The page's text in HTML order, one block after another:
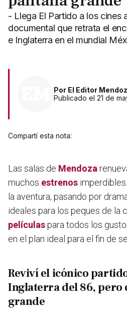
- Llega El Partido a los cines
documental que retrata el
e Inglaterra en el mundial
Por El Editor
Publicado el 21 de
Compartí esta nota:
Las salas de Mendoza
muchos estrenos
la aventura, pasando por
ideales para los peques de la
películaspara todos los
en el plan ideal para el fin de
Reviví el icónico
Inglaterra del 86, pero
grande